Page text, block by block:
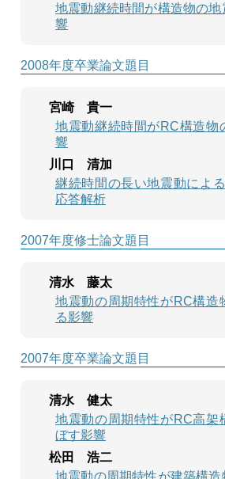
地震動継続時間が構造物の
響
2008年度卒業論文題目
宮崎 貴一
地震動継続時間がRC構造物
響
川口 清加
継続時間の長い地震動によ
応答解析
2007年度修士論文題目
清水 藤太
地震動の周期特性がRC構造
る影響
2007年度卒業論文題目
清水 健太
地震動の周期特性がRC高架
ぼす影響
松田 浩二
地震動の周期特性が建築構造